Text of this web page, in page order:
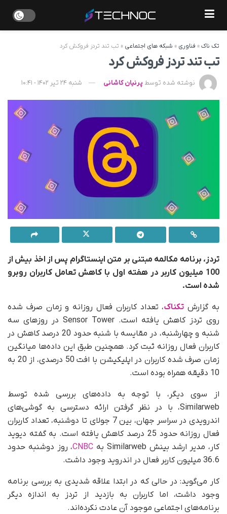
تک ناک» فناوری » شبکه های اجتماعی » تب تند تردز فروکش کرد
تب تند تردز فروکش کرد
نوشته شده توسط پرنیان کاشانی شنبه 24 تیر 1402 - 10:41
تردز، برنامه مکالمه مبتنی بر متن اینستاگرام پس از اخذ بیش از
100 میلیون کاربر در هفته اول با کاهش تعامل کاربران روبرو
شده است.
به گزارش تکناک، تعداد کاربران فعال روزانه و زمان صرف شده
روی تردز کاهش یافته است. Sensor Tower در روزهای سه
شنبه و چهارشنبه، در مقایسه با شنبه حدود 20 درصد کاهش در
کاربران فعال روزانه ثبت کرد. همچنین طبق این داده‌ها میانگین
زمان صرف شده کاربران در اپلیکیشن با افت 50 درصدی، از 20 به
10 دقیقه همراه بوده است.
از سوی دیگر، با توجه به داده‌های بررسی شده توسط
Similarweb، با در نظر گرفتن ارائه دسترسی به گوشی‌های
اندرویدی در سراسر جهان، بین 7 جولای تا دوشنبه، تعداد کاربران
فعال روزانه حدود 25 درصد کاهش یافته است. به گفته دیوید
کار، مدیر ارشد بینش Similarweb به
CNBC، روز دوشنبه حدود
36.6 میلیون کاربر فعال در اندروید وجود داشت.
کار می‌گوید: در حالی که در ابتدا علاقه شدیدی به بررسی برنامه
وجود داشت، اما کاربران به بازدید از تردز به اندازه دیگر
برنامه‌های اجتماعی موجود آن عادت نکرده‌اند.